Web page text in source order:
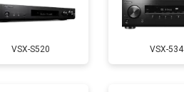
VSX-S520 VSX-534